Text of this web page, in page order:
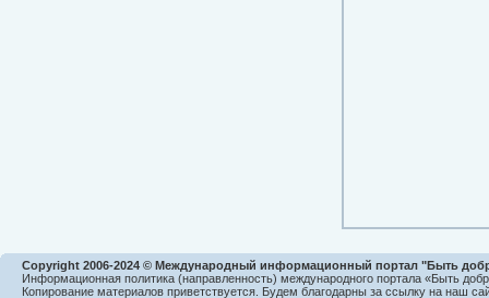
Copyright 2006-2024 © Международный информационный портал "Быть
Информационная политика (направленность) международного портала «Быть
Копирование материалов приветствуется. Будем благодарны за ссылку на наш